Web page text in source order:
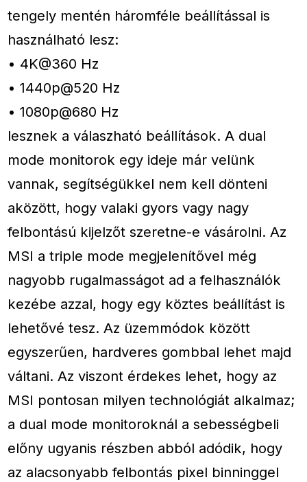
tengely mentén háromféle beállítással is
használható lesz:
• 4K@360 Hz
• 1440p@520 Hz
• 1080p@680 Hz
lesznek a válaszható beállítások. A dual
mode monitorok egy ideje már velünk
vannak, segítségükkel nem kell dönteni
aközött, hogy valaki gyors vagy nagy
felbontású kijelzőt szeretne-e vásárolni. Az
MSI a triple mode megjelenítővel még
nagyobb rugalmasságot ad a felhasználók
kezébe azzal, hogy egy köztes beállítást is
lehetővé tesz. Az üzemmódok között
egyszerűen, hardveres gombbal lehet majd
váltani. Az viszont érdekes lehet, hogy az
MSI pontosan milyen technológiát alkalmaz;
a dual mode monitoroknál a sebességbeli
előny ugyanis részben abból adódik, hogy
az alacsonyabb felbontás pixel binninggel